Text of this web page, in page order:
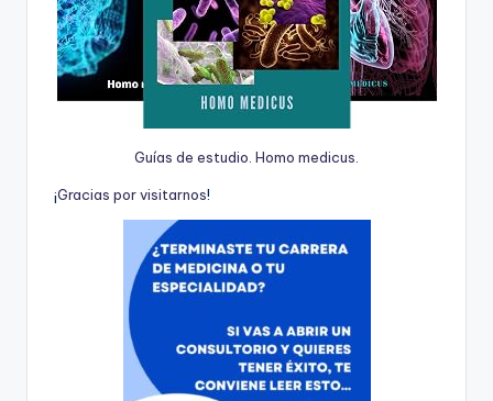
Guías de estudio. Homo medicus.
¡Gracias porvisitarnos!